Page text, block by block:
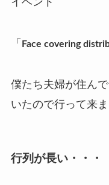
「 Face covering
僕たち夫婦が住ん
いたので行って来ま
行列が長い・・・